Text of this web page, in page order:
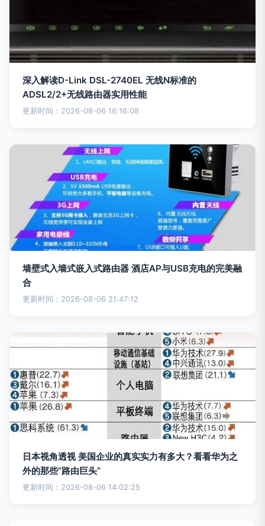
深入解读D-Link DSL-2740EL 无线N标准的
ADSL2/2+无线路由器实用性能
更新时间：2026-08-06 16:16:08
墙壁式入墙式嵌入式路由器 酒店AP与USB充电的完美融
合
更新时间：2026-08-06 21:47:12
日本视角透视 美国企业的真实实力有多大？看看华为之
外的那些“路由巨头”
更新时间：2026-08-06 14:02:25